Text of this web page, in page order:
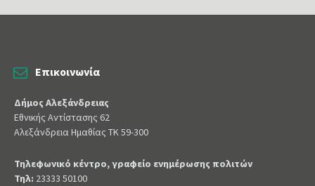
Επικοινωνία
Δήμος Αλεξάνδρειας
Εθνικής Αντίστασης 62
Αλεξάνδρεια Ημαθίας ΤΚ 59-300
Τηλεφωνικό κέντρο, γραφείο ενημέρωσης πολιτών
Τηλ: 23333 50100